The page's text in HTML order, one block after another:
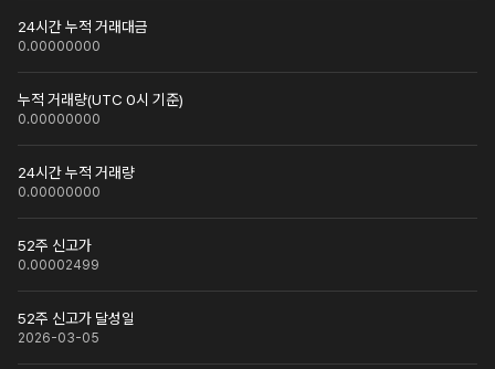
24시간 누적 거래대금
0.00000000
누적 거래량(UTC 0시 기준)
0.00000000
24시간 누적 거래량
0.00000000
52주 신고가
0.00002499
52주 신고가 달성일
2026-03-05